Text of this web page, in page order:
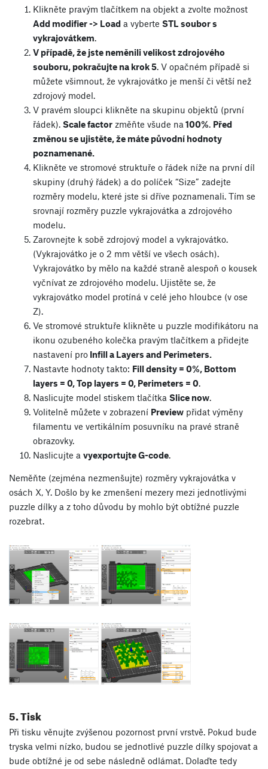
Klikněte pravým tlačítkem na objekt a zvolte možnost
Add modifier -> Load a vyberte STL soubor s
vykrajovátkem.
V případě, že jste neměnili velikost zdrojového
souboru, pokračujte na krok 5. V opačném případě si
můžete všimnout, že vykrajovátko je menší či větší než
zdrojový model.
V pravém sloupci klikněte na skupinu objektů (první
řádek). Scale factor změňte všude na 100%. Před
změnou se ujistěte, že máte původní hodnoty
poznamenané.
Klikněte ve stromové struktuře o řádek níže na první díl
skupiny (druhý řádek) a do políček “Size” zadejte
rozměry modelu, které jste si dříve poznamenali. Tím se
srovnají rozměry puzzle vykrajovátka a zdrojového
modelu.
Zarovnejte k sobě zdrojový model a vykrajovátko.
(Vykrajovátko je o 2 mm větší ve všech osách).
Vykrajovátko by mělo na každé straně alespoň o kousek
vyčnívat ze zdrojového modelu. Ujistěte se, že
vykrajovátko model protíná v celé jeho hloubce (v ose
Z).
Ve stromové struktuře klikněte u puzzle modifikátoru na
ikonu ozubeného kolečka pravým tlačítkem a přidejte
nastavení pro Infill a Layers and Perimeters.
Nastavte hodnoty takto: Fill density = 0%, Bottom
layers = 0, Top layers = 0, Perimeters = 0.
Naslicujte model stiskem tlačítka Slice now.
Volitelně můžete v zobrazení Preview přidat výměny
filamentu ve vertikálním posuvníku na pravé straně
obrazovky.
Naslicujte a vyexportujte G-code.
Neměňte (zejména nezmenšujte) rozměry vykrajovátka v
osách X, Y. Došlo by ke zmenšení mezery mezi jednotlivými
puzzle dílky a z toho důvodu by mohlo být obtížné puzzle
rozebrat.
5. Tisk
Při tisku věnujte zvýšenou pozornost první vrstvě. Pokud bude
tryska velmi nízko, budou se jednotlivé puzzle dílky spojovat a
bude obtížné je od sebe následně odlámat. Dolaďte tedy